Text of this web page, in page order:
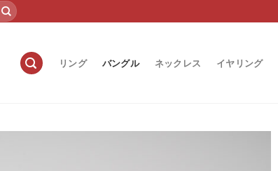
リング バングル ネックレス イヤリング